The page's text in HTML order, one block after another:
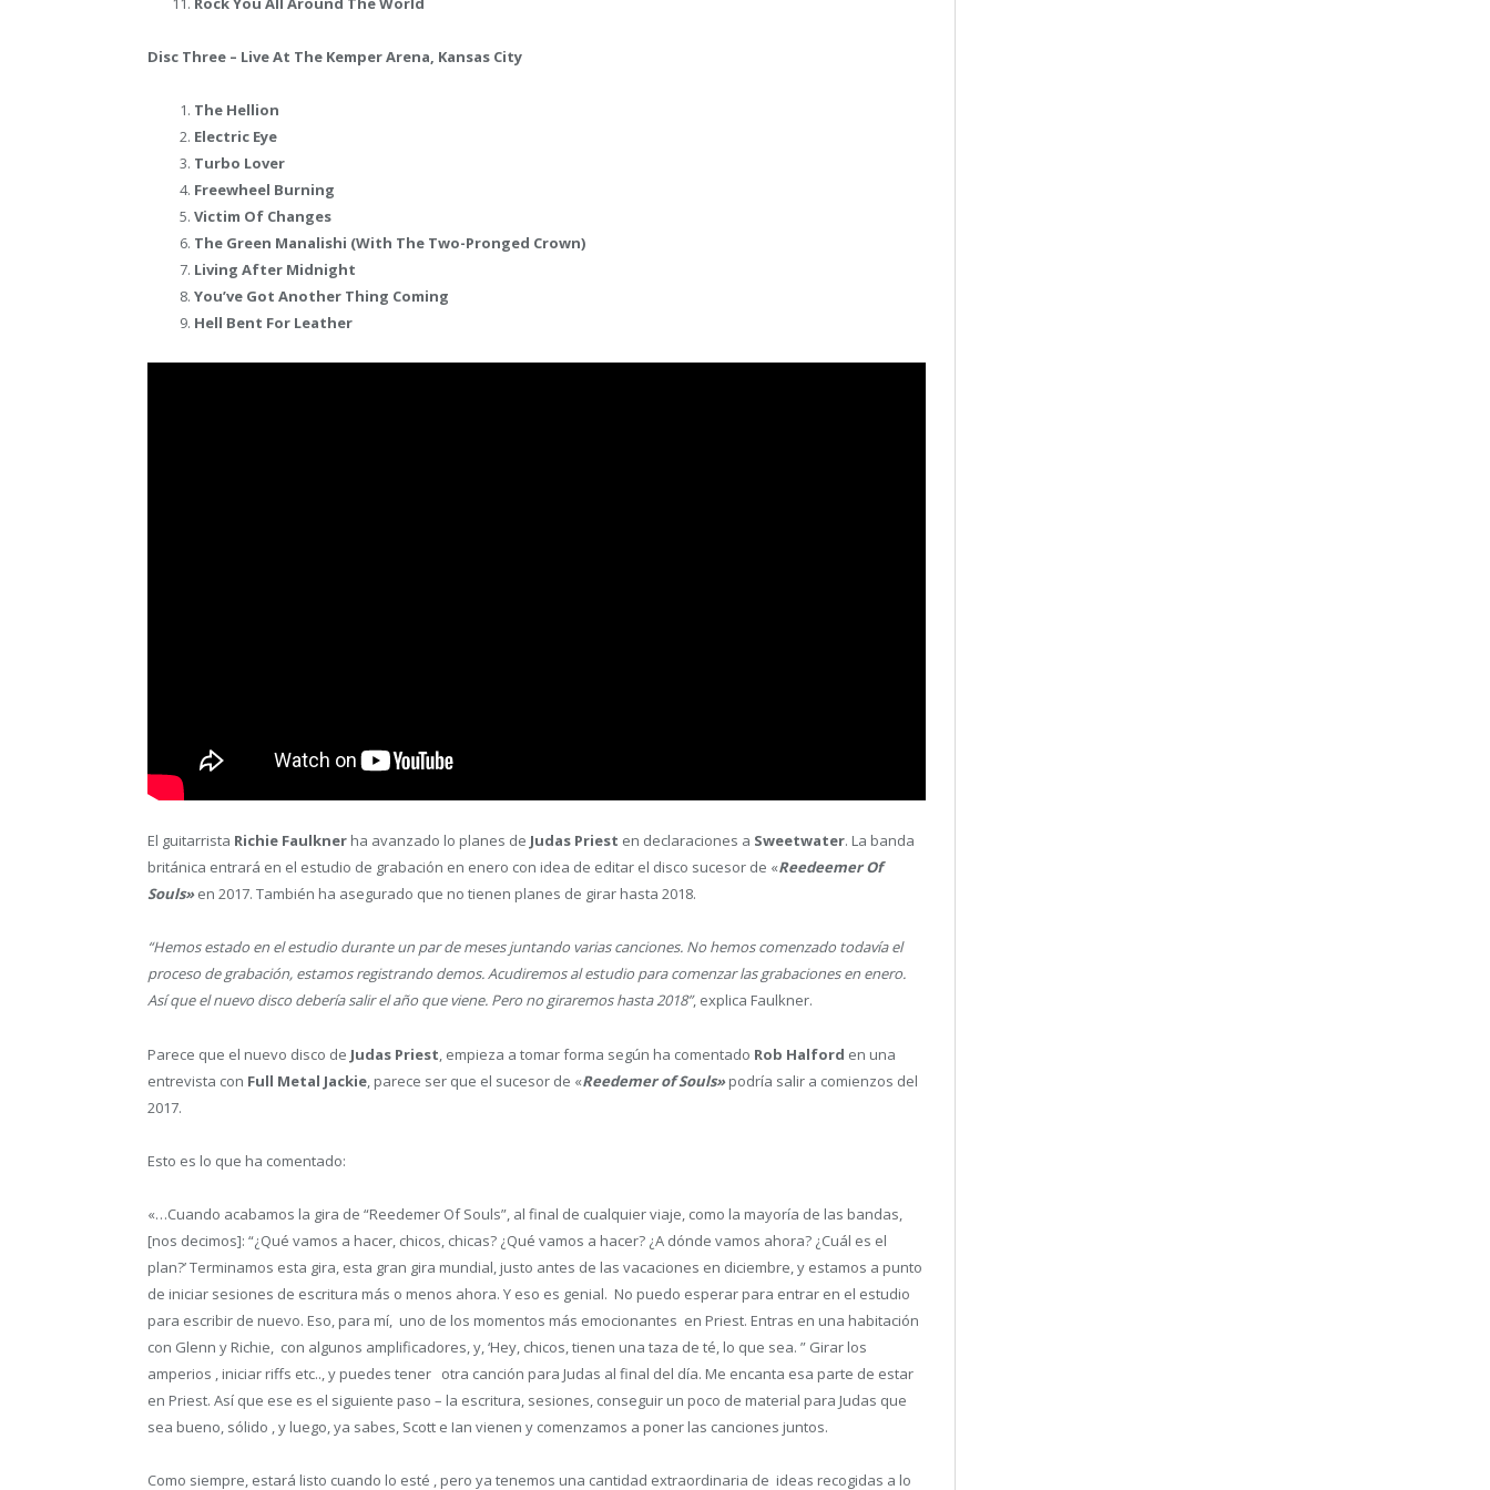
Disc Three – Live At The Kemper Arena, Kansas City
The Hellion
Electric Eye
Turbo Lover
Freewheel Burning
Victim Of Changes
The Green Manalishi (With The Two-Pronged Crown)
Living After Midnight
You’ve Got Another Thing Coming
Hell Bent For Leather
El guitarrista Richie Faulkner ha avanzado lo planes de Judas Priest en declaraciones a Sweetwater. La banda
británica entrará en el estudio de grabación en enero con idea de editar el disco sucesor de «Reedeemer Of
Souls»en 2017. También ha asegurado que no tienen planes de girar hasta 2018.
“Hemos estado en el estudio durante un par de meses juntando varias canciones. No hemos comenzado todavía el
proceso de grabación, estamos registrando demos. Acudiremos al estudio para comenzar las grabaciones en enero.
Así que el nuevo disco debería salir el año que viene. Pero no giraremos hasta 2018”, explica Faulkner.
Parece que el nuevo disco de Judas Priest , empieza a tomar forma según ha comentado Rob Halford en una
entrevista con Full Metal Jackie , parece ser que el sucesor de «Reedemer of Souls»podría salir a comienzos del
2017.
Esto es lo que ha comentado:
«…Cuando acabamos la gira de “Reedemer Of Souls”, al final de cualquier viaje, como la mayoría de las bandas,
[nos decimos]: “¿Qué vamos a hacer, chicos, chicas? ¿Qué vamos a hacer? ¿A dónde vamos ahora? ¿Cuál es el
plan?’ Terminamos esta gira, esta gran gira mundial, justo antes de las vacaciones en diciembre, y estamos a punto
de iniciar sesiones de escritura más o menos ahora. Y eso es genial. No puedo esperar para entrar en el estudio
para escribir de nuevo. Eso, para mí, uno de los momentos más emocionantes en Priest. Entras en una habitación
con Glenn y Richie, con algunos amplificadores, y, ‘Hey, chicos, tienen una taza de té, lo que sea. ” Girar los
amperios , iniciar riffs etc.., y puedes tener otra canción para Judas al final del día. Me encanta esa parte de estar
en Priest. Así que ese es el siguiente paso – la escritura, sesiones, conseguir un poco de material para Judas que
sea bueno, sólido , y luego, ya sabes, Scott e Ian vienen y comenzamos a poner las canciones juntos.
Como siempre, estará listo cuando lo esté , pero ya tenemos una cantidad extraordinaria de ideas recogidas a lo